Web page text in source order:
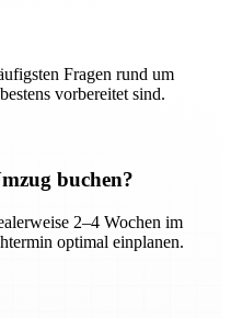
Fragen rund um
vorbereitet sind.
buchen?
2–4 Wochen im
optimal einplanen.